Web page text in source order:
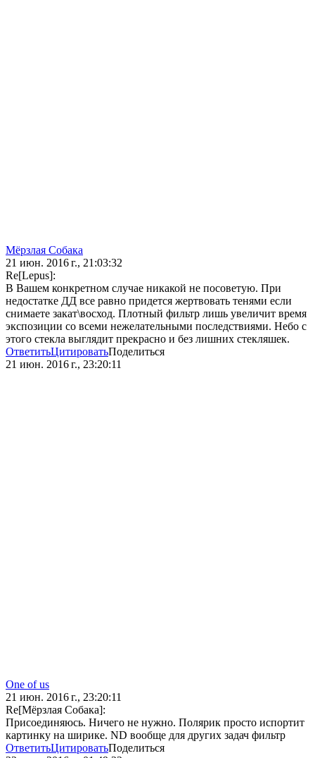
Мёрзлая Собака
21 июн. 2016 г., 21:03:32
Re[Lepus]:
В Вашем конкретном случае никакой не посоветую. При
недостатке ДД все равно придется жертвовать тенями если
снимаете закат\восход. Плотный фильтр лишь увеличит время
экспозиции со всеми нежелательными последствиями. Небо с
этого стекла выглядит прекрасно и без лишних стекляшек.
ОтветитьЦитироватьПоделиться
21 июн. 2016 г., 23:20:11
One of us
21 июн. 2016 г., 23:20:11
Re[Мёрзлая Собака]:
Присоединяюсь. Ничего не нужно. Полярик просто испортит
картинку на ширике. ND вообще для других задач фильтр
ОтветитьЦитироватьПоделиться